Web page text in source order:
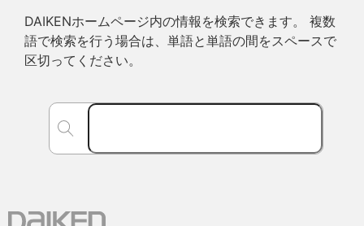
DAIKENホームページ内の情報を検索できます。 複数
語で検索を行う場合は、単語と単語の間をスペースで
区切ってください。